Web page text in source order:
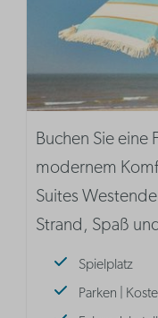
Buchen Sie eine
modernem
Suites
Strand, Spaß
Spielplatz
Parken |